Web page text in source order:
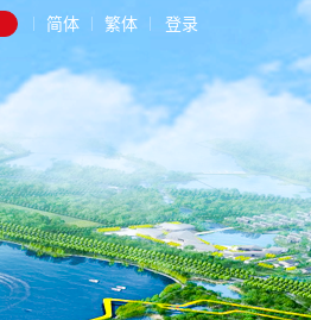
简体 繁体 登录